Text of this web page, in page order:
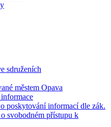
sdruženích
městem Opava
poskytování informací dle zák.
svobodném přístupu k